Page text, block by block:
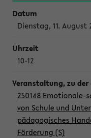
Dienstag, 11. August
10-12
250148 Emotionale-
von Schule und
pädagogisches
Förderung (S)